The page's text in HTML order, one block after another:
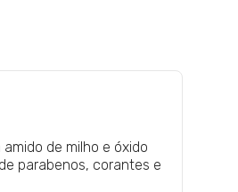
de milho e óxido
parabenos, corantes e